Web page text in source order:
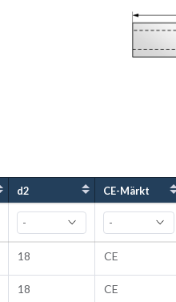
d2 CE-Märkt
18 CE
18 CE